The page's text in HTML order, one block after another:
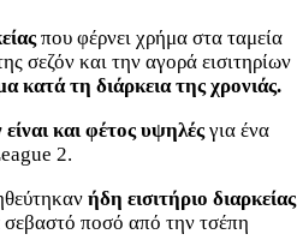
που φέρνει χρήμα στα ταμεία
σεζόν και την αγορά εισιτηρίων
κατά τη διάρκεια της χρονιάς.
είναι και φέτος υψηλέςγια ένα
2.
ήδη εισιτήριο διαρκείας
σεβαστό ποσό από την τσέπη